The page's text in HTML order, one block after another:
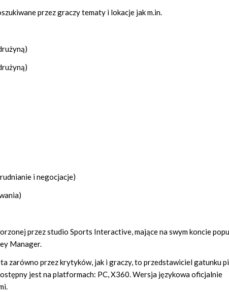
przez graczy tematy i lokacje jak m.in.
i negocjacje)
przez studio Sports Interactive, mające na swym koncie
Manager.
zarówno przez krytyków, jak i graczy, to przedstawiciel gatunku
jest na platformach: PC, X360. Wersja językowa oficjalnie